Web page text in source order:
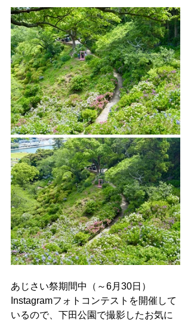
あじさい祭期間中（～6月30日）
Instagramフォトコンテストを開催して
いるので、下田公園で撮影したお気に